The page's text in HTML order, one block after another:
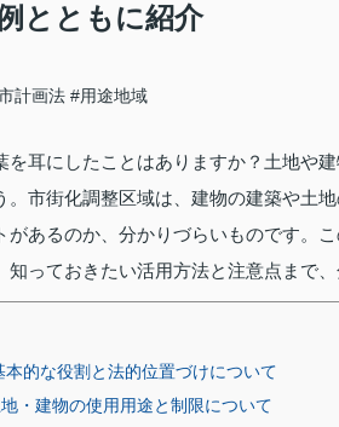
とともに紹介
計画法 #用途地域
を耳にしたことはありますか？土地や
。市街化調整区域は、建物の建築や土
あるのか、分かりづらいものです。
っておきたい活用方法と注意点まで、
本的な役割と法的位置づけについて
・建物の使用用途と制限について